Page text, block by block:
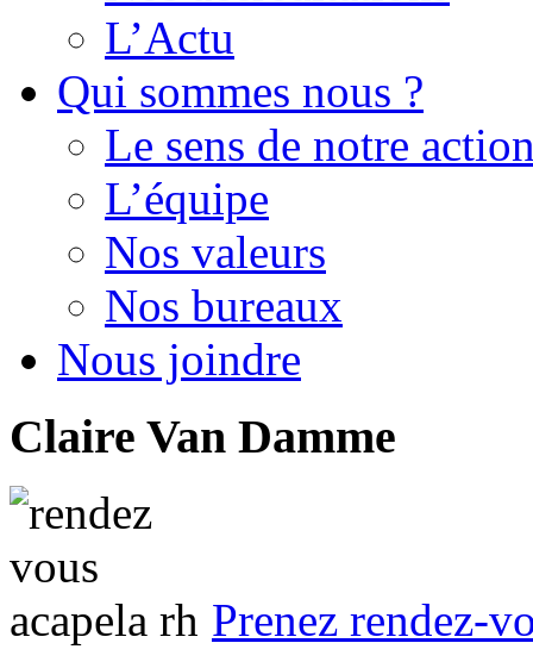
L’Actu
Qui sommes nous ?
Le sens de notre
L’équipe
Nos valeurs
Nos bureaux
Nous joindre
Claire Van Damme
Prenez rendez-